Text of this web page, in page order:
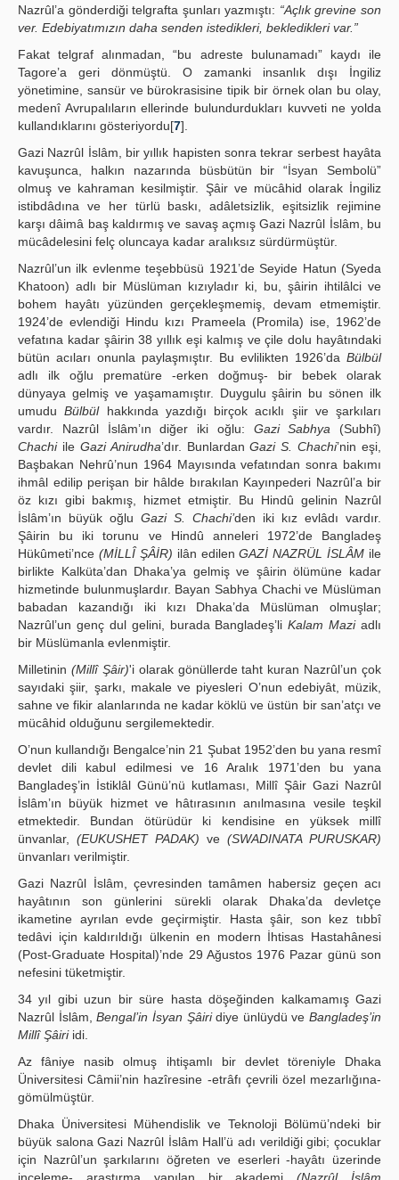
Nazrûl’a gönderdiği telgrafta şunları yazmıştı: “Açlık grevine son
ver. Edebiyatımızın daha senden istedikleri, bekledikleri var.”
Fakat telgraf alınmadan, “bu adreste bulunamadı” kaydı ile
Tagore’a geri dönmüştü. O zamanki insanlık dışı İngiliz
yönetimine, sansür ve bürokrasisine tipik bir örnek olan bu olay,
medenî Avrupalıların ellerinde bulundurdukları kuvveti ne yolda
kullandıklarını gösteriyordu[7].
Gazi Nazrûl İslâm, bir yıllık hapisten sonra tekrar serbest hayâta
kavuşunca, halkın nazarında büsbütün bir “İsyan Sembolü”
olmuş ve kahraman kesilmiştir. Şâir ve mücâhid olarak İngiliz
istibdâdına ve her türlü baskı, adâletsizlik, eşitsizlik rejimine
karşı dâimâ baş kaldırmış ve savaş açmış Gazi Nazrûl İslâm, bu
mücâdelesini felç oluncaya kadar aralıksız sürdürmüştür.
Nazrûl’un ilk evlenme teşebbüsü 1921’de Seyide Hatun (Syeda
Khatoon) adlı bir Müslüman kızıyladır ki, bu, şâirin ihtilâlci ve
bohem hayâtı yüzünden gerçekleşmemiş, devam etmemiştir.
1924’de evlendiği Hindu kızı Prameela (Promila) ise, 1962’de
vefatına kadar şâirin 38 yıllık eşi kalmış ve çile dolu hayâtındaki
bütün acıları onunla paylaşmıştır. Bu evlilikten 1926’da Bülbül
adlı ilk oğlu prematüre -erken doğmuş- bir bebek olarak
dünyaya gelmiş ve yaşamamıştır. Duygulu şâirin bu sönen ilk
umuduBülbülhakkında yazdığı birçok acıklı şiir ve şarkıları
vardır. Nazrûl İslâm’ın diğer iki oğlu: Gazi Sabhya (Subhî)
Chachiile Gazi Anirudha’dır. BunlardanGazi S. Chachi’nin eşi,
Başbakan Nehrû’nun 1964 Mayısında vefatından sonra bakımı
ihmâl edilip perişan bir hâlde bırakılan Kayınpederi Nazrûl’a bir
öz kızı gibi bakmış, hizmet etmiştir. Bu Hindû gelinin Nazrûl
İslâm’ın büyük oğlu Gazi S. Chachi’den iki kız evlâdı vardır.
Şâirin bu iki torunu ve Hindû anneleri 1972’de Bangladeş
Hükûmeti’nce (MİLLÎ ŞÂİR) ilân edilenGAZİ NAZRÜL İSLÂM ile
birlikte Kalküta’dan Dhaka’ya gelmiş ve şâirin ölümüne kadar
hizmetinde bulunmuşlardır. Bayan Sabhya Chachi ve Müslüman
babadan kazandığı iki kızı Dhaka’da Müslüman olmuşlar;
Nazrûl’un genç dul gelini, burada Bangladeş’liKalam Maziadlı
bir Müslümanla evlenmiştir.
Milletinin (Millî Şâir)'i olarak gönüllerde taht kuran Nazrûl’un çok
sayıdaki şiir, şarkı, makale ve piyesleri O’nun edebiyât, müzik,
sahne ve fikir alanlarında ne kadar köklü ve üstün bir san’atçı ve
mücâhid olduğunu sergilemektedir.
O’nun kullandığı Bengalce’nin 21 Şubat 1952’den bu yana resmî
devlet dili kabul edilmesi ve 16 Aralık 1971’den bu yana
Bangladeş’in İstiklâl Günü’nü kutlaması, Millî Şâir Gazi Nazrûl
İslâm’ın büyük hizmet ve hâtırasının anılmasına vesile teşkil
etmektedir. Bundan ötürüdür ki kendisine en yüksek millî
ünvanlar, (EUKUSHET PADAK) ve (SWADINATA PURUSKAR)
ünvanları verilmiştir.
Gazi Nazrûl İslâm, çevresinden tamâmen habersiz geçen acı
hayâtının son günlerini sürekli olarak Dhaka’da devletçe
ikametine ayrılan evde geçirmiştir. Hasta şâir, son kez tıbbî
tedâvi için kaldırıldığı ülkenin en modern İhtisas Hastahânesi
(Post-Graduate Hospital)’nde 29 Ağustos 1976 Pazar günü son
nefesini tüketmiştir.
34 yıl gibi uzun bir süre hasta döşeğinden kalkamamış Gazi
Nazrûl İslâm,Bengal’in İsyan Şâiridiye ünlüydü ve Bangladeş’in
Millî Şâiriidi.
Az fâniye nasib olmuş ihtişamlı bir devlet töreniyle Dhaka
Üniversitesi Câmii’nin hazîresine -etrâfı çevrili özel mezarlığına-
gömülmüştür.
Dhaka Üniversitesi Mühendislik ve Teknoloji Bölümü’ndeki bir
büyük salona Gazi Nazrûl İslâm Hall’ü adı verildiği gibi; çocuklar
için Nazrûl’un şarkılarını öğreten ve eserleri -hayâtı üzerinde